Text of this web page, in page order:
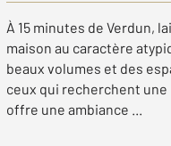
À 15 minutes de Verdun,
maison au caractère
beaux volumes et des
ceux qui recherchent
offre une ambiance ...